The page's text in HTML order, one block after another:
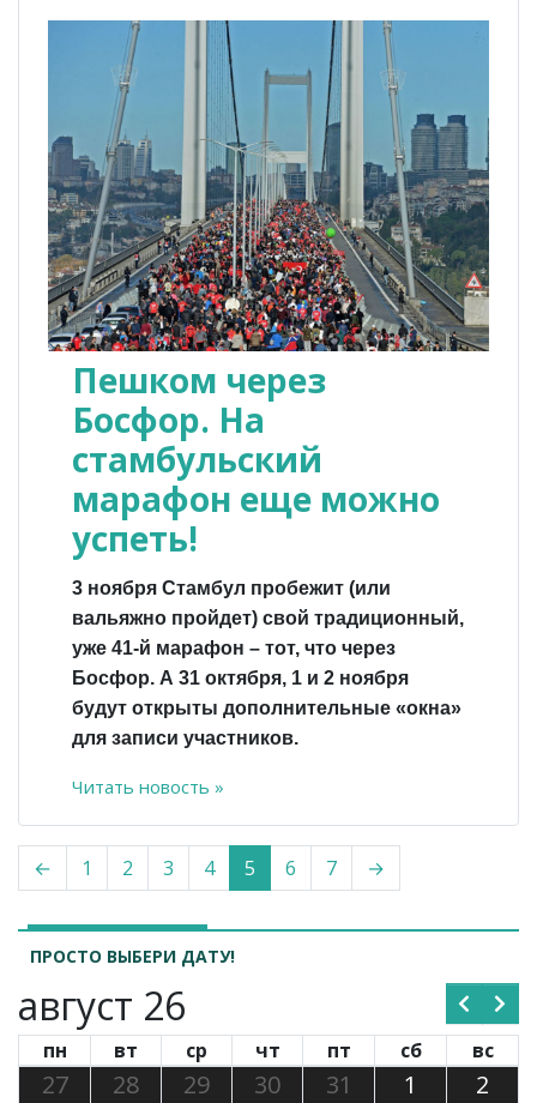
Пешком через
Босфор. На
стамбульский
марафон еще можно
успеть!
3 ноября Стамбул пробежит (или
вальяжно пройдет) свой традиционный,
уже 41-й марафон – тот, что через
Босфор. А 31 октября, 1 и 2 ноября
будут открыты дополнительные «окна»
для записи участников.
Читать новость »
← 1 2 3 4 5 6 7 →
ПРОСТО ВЫБЕРИ ДАТУ!
август 26
пн вт ср чт пт сб вс
27 28 29 30 31 1
2